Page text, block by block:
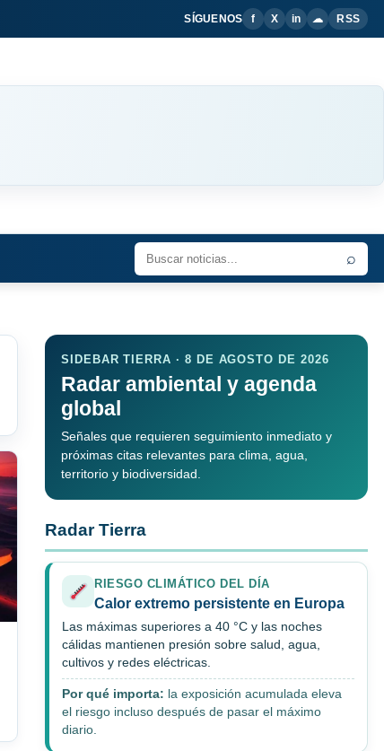
SÍGUENOS f X in ☁ RSS
⌕
SIDEBAR TIERRA · 8 DE AGOSTO DE 2026
Radar ambiental y agenda
global
Señales que requieren seguimiento inmediato y
próximas citas relevantes para clima, agua,
territorio y biodiversidad.
Radar Tierra
RIESGO CLIMÁTICO DEL DÍA
Calor extremo persistente en Europa
Las máximas superiores a 40 °C y las noches
cálidas mantienen presión sobre salud, agua,
cultivos y redes eléctricas.
Por qué importa: la exposición acumulada eleva
el riesgo incluso después de pasar el máximo
diario.